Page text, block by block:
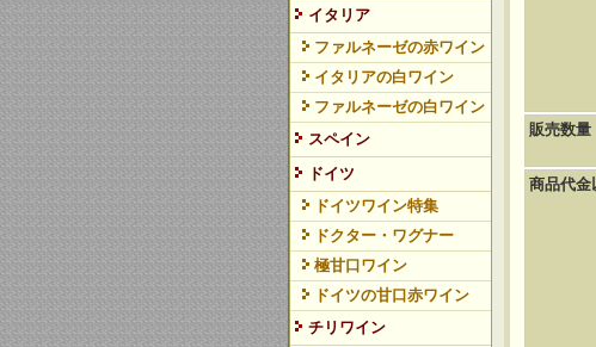
イタリア
ファルネーゼの赤ワイン
イタリアの白ワイン
ファルネーゼの白ワイン
スペイン
ドイツ
ドイツワイン特集
ドクター・ワグナー
極甘口ワイン
ドイツの甘口赤ワイン
チリワイン
販売数量
商品代金